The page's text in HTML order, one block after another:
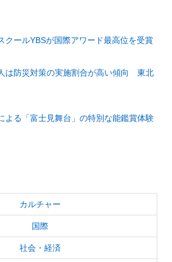
クールYBSが国際アワード最高位を受賞
は防災対策の実施割合が高い傾向 東北
よる「富士見舞台」の特別な能鑑賞体験
カルチャー
国際
社会・経済